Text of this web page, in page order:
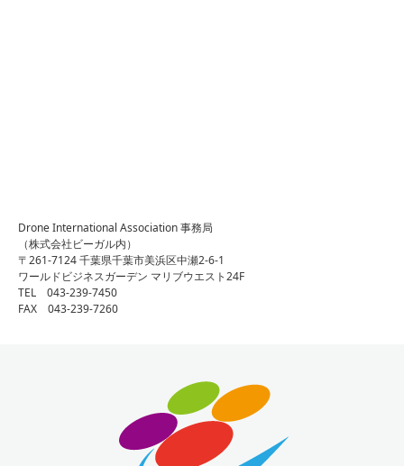
Drone International Association 事務局
（株式会社ビーガル内）
〒261-7124 千葉県千葉市美浜区中瀬2-6-1
ワールドビジネスガーデン マリブウエスト24F
TEL 043-239-7450
FAX 043-239-7260